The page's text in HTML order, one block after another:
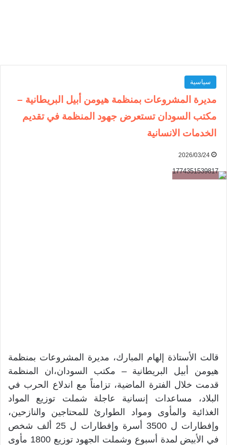
سياسية
مديرة المشروعات بمنظمة هيومن أبيل البريطانية –
مكتب السودان تستعرض جهود المنظمة في تقديم
الخدمات الانسانية
2026/03/24
قالت الأستاذة إلهام المبارك، مديرة المشروعات بمنظمة
هيومن أبيل البريطانية – مكتب السودان،ان المنظمة
قدمت خلال الفترة الماضية، تزامناً مع اندلاع الحرب في
البلاد، مساعدات إنسانية عاجلة شملت توزيع المواد
الغذائية والمأوى ومواد الطوارئ للمحتاجين والنازحين،
وإفطارات ل 3500 أسرة وإفطارات ل 25 ألف شخص
في الأبيض لمدة أسبوع وشملت الجهود توزيع 1800 مأوى